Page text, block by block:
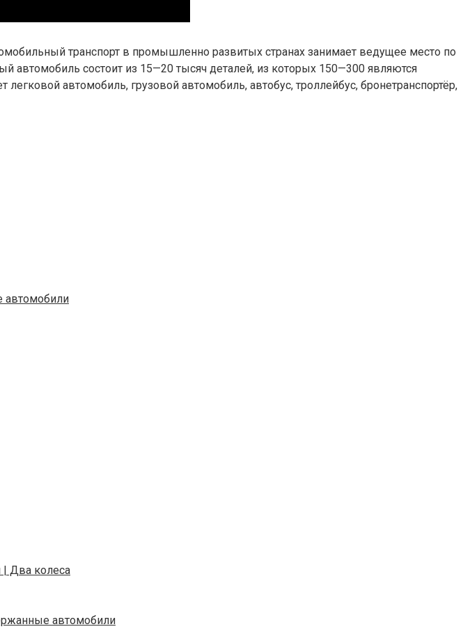
транспорт в промышленно развитых странах занимает ведущее место по
состоит из 15—20 тысяч деталей, из которых 150—300 являются
автомобиль, грузовой автомобиль, автобус, троллейбус, бронетранспортёр,
автомобили
| Два колеса
автомобили